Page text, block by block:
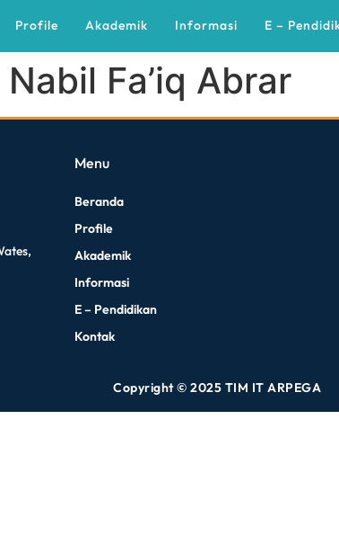
Profile Akademik Informasi E –
Fa’iq Abrar
Menu
Beranda
Profile
Akademik
Informasi
E – Pendidikan
Kontak
Copyright © 2025 TIM IT ARPEGA